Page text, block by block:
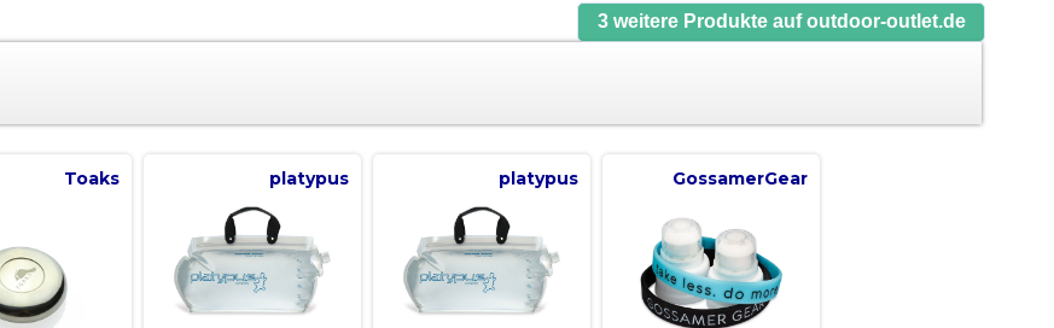
3 weitere Produkte auf outdoor-outlet.de
Toaks platypus platypus GossamerGear